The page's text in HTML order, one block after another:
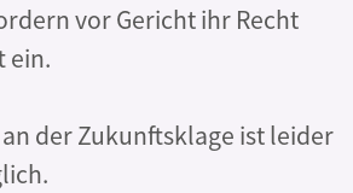
vor Gericht ihr Recht
ein.
der Zukunftsklage ist leider